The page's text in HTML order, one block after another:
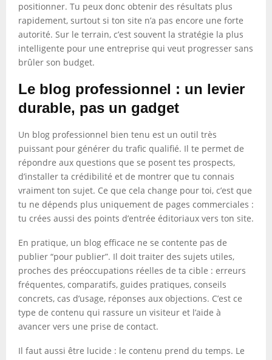
positionner. Tu peux donc obtenir des résultats plus
rapidement, surtout si ton site n’a pas encore une forte
autorité. Sur le terrain, c’est souvent la stratégie la plus
intelligente pour une entreprise qui veut progresser sans
brûler son budget.
Le blog professionnel : un levier
durable, pas un gadget
Un blog professionnel bien tenu est un outil très
puissant pour générer du trafic qualifié. Il te permet de
répondre aux questions que se posent tes prospects,
d’installer ta crédibilité et de montrer que tu connais
vraiment ton sujet. Ce que cela change pour toi, c’est que
tu ne dépends plus uniquement de pages commerciales :
tu crées aussi des points d’entrée éditoriaux vers ton site.
En pratique, un blog efficace ne se contente pas de
publier “pour publier”. Il doit traiter des sujets utiles,
proches des préoccupations réelles de ta cible : erreurs
fréquentes, comparatifs, guides pratiques, conseils
concrets, cas d’usage, réponses aux objections. C’est ce
type de contenu qui rassure un visiteur et l’aide à
avancer vers une prise de contact.
Il faut aussi être lucide : le contenu prend du temps. Le